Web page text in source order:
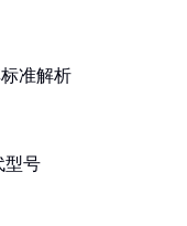
准解析
型号